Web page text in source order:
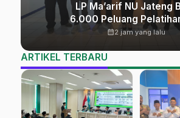
LP Ma’arif NU Jateng
6.000 Peluang
Sertifikasi bagi Lulusan
calendar_month2 jam yang lalu
ARTIKEL TERBARU